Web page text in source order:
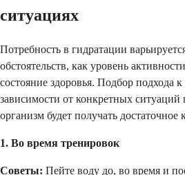
ситуациях
Потребность в гидратации
обстоятельств, как уровень
состояние здоровья. Подбор подхода
зависимости от конкретных ситуаций
организм будет получать достаточное
1. Во время тренировок
Советы: Пейте воду до, во время и